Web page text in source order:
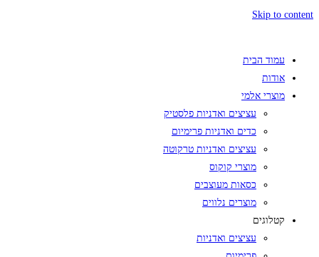
Skip to content
עמוד הבית
אודות
מוצרי אלמי
עציצים ואדניות פלסטיק
כדים ואדניות פרימיום
עציצים ואדניות טרקוטה
מוצרי קוקוס
כסאות מעוצבים
מוצרים נלווים
קטלוגים
עציצים ואדניות